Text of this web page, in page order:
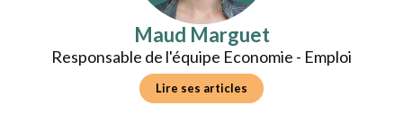
Maud Marguet
Responsable de l'équipe Economie - Emploi
Lire ses articles